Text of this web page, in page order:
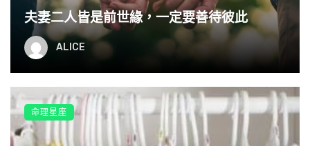
夫妻二人皆是前世緣，一定要善待彼此
ALICE
命理星座